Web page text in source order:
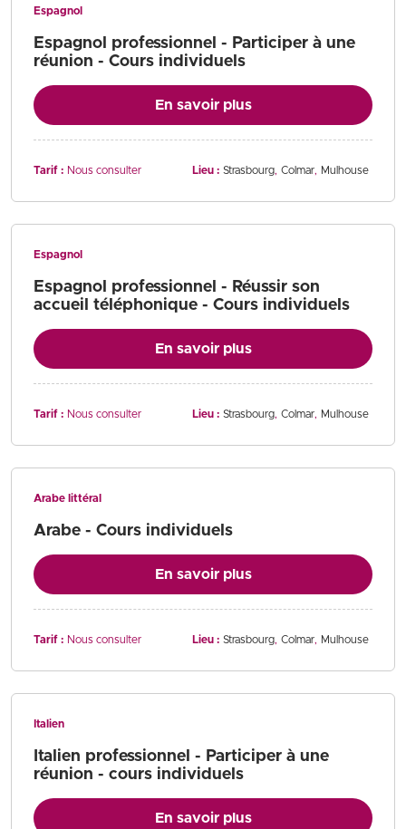
Espagnol
Espagnol professionnel - Participer à une
réunion - Cours individuels
En savoir plus
Tarif : Nous consulter Lieu : Strasbourg Colmar Mulhouse
Espagnol
Espagnol professionnel - Réussir son
accueil téléphonique - Cours individuels
En savoir plus
Tarif : Nous consulter Lieu : Strasbourg Colmar Mulhouse
Arabe littéral
Arabe - Cours individuels
En savoir plus
Tarif : Nous consulter Lieu : Strasbourg Colmar Mulhouse
Italien
Italien professionnel - Participer à une
réunion - cours individuels
En savoir plus